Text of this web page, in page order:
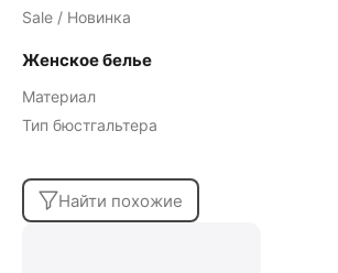
Sale / Новинка
Женское белье
Материал
Тип бюстгальтера
Найти похожие